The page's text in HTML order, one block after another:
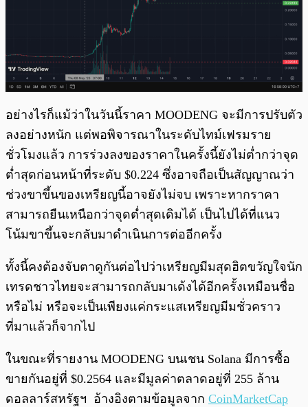
อย่างไรก็แม้ว่าในวันนี้ราคา MOODENG จะมีการปรับตัว
ลงอย่างหนัก แต่พอพิจารณาในระดับไทม์เฟรมราย
ชั่วโมงแล้ว การร่วงลงของราคาในครั้งนี้ยังไม่ต่ำกว่าจุด
ต่ำสุดก่อนหน้าที่ระดับ $0.224 ซึ่งอาจถือเป็นสัญญาณว่า
ช่วงขาขึ้นของเหรียญนี้อาจยังไม่จบ เพราะหากราคา
สามารถยืนเหนือกว่าจุดต่ำสุดเดิมได้ เป็นไปได้ที่แนว
โน้มขาขึ้นจะกลับมาดำเนินการต่ออีกครั้ง
ทั้งนี้คงต้องจับตาดูกันต่อไปว่าเหรียญมีมสุดฮิตขวัญใจนัก
เทรดชาวไทยจะสามารถกลับมาเด้งได้อีกครั้งเหมือนชื่อ
หรือไม่ หรือจะเป็นเพียงแค่กระแสเหรียญมีมชั่วคราว
ที่มาแล้วก็จากไป
ในขณะที่รายงาน MOODENG บนเชน Solana มีการซื้อ
ขายกันอยู่ที่ $0.2564 และมีมูลค่าตลาดอยู่ที่ 255 ล้าน
ดอลลาร์สหรัฐฯ อ้างอิงตามข้อมูลจาก CoinMarketCap